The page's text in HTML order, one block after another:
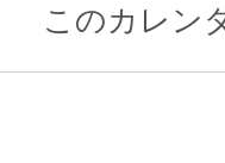
このカレン